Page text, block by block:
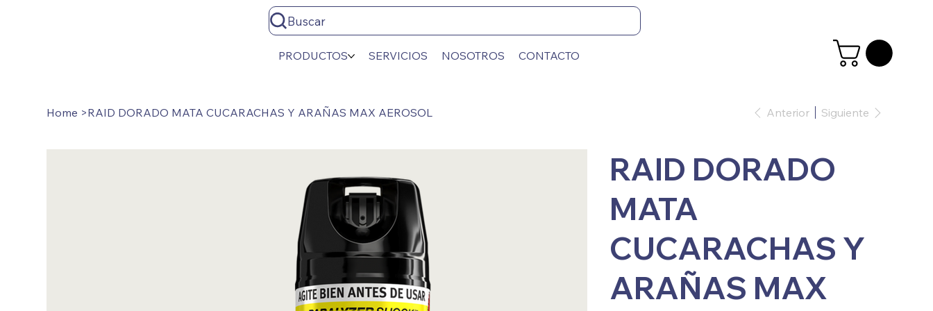
Buscar
PRODUCTOS SERVICIOS NOSOTROS CONTACTO
Home >RAID DORADO MATA CUCARACHAS Y ARAÑAS MAX AEROSOL Anterior Siguiente
RAID DORADO
MATA
CUCARACHAS Y
ARAÑAS MAX